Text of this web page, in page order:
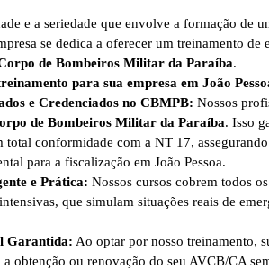
e a seriedade que envolve a formação de
se dedica a oferecer um treinamento
de Bombeiros Militar da Paraíba.
para sua empresa em João
e Credenciados no CBMPB: Nossos
de Bombeiros Militar da Paraíba. Isso
total conformidade com a NT 17,
para a fiscalização em João Pessoa.
e Prática: Nossos cursos cobrem todos
que simulam situações reais de
Garantida: Ao optar por nosso treinamento,
obtenção ou renovação do seu AVCB/CA